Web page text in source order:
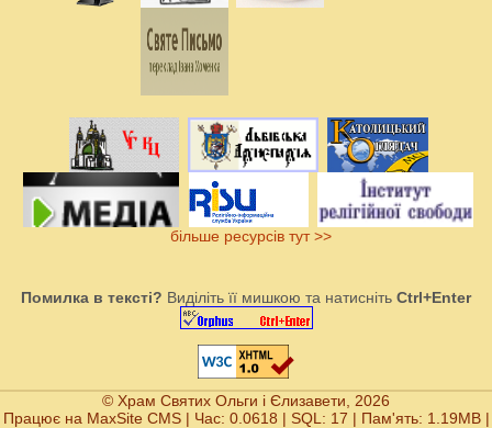
більше ресурсів тут >>
Помилка в тексті? Виділіть її мишкою та натисніть Ctrl+Enter
© Храм Святих Ольги і Єлизавети, 2026
Працює на MaxSite CMS| Час: 0.0618 | SQL: 17 | Пам'ять: 1.19MB|